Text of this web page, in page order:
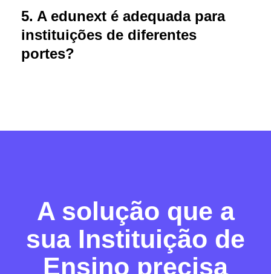
5. A edunext é adequada para
instituições de diferentes
portes?
A solução que a
sua Instituição de
Ensino precisa